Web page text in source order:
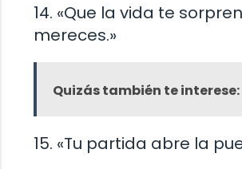
14. «Que la vida te
mereces.»
Quizás también te interese:
15. «Tu partida abre la